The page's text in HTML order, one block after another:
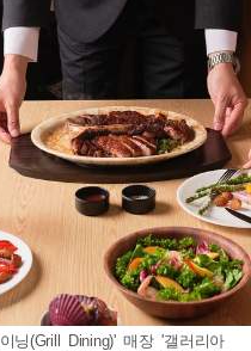
닝(Grill Dining)' 매장 '갤러리아